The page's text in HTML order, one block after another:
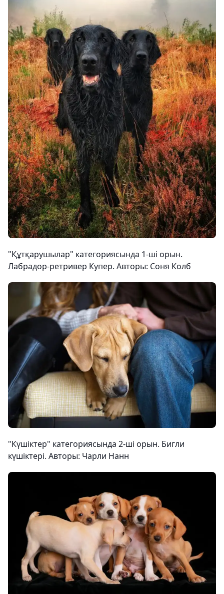
"Құтқарушылар" категориясында 1-ші орын.
Лабрадор-ретривер Купер. Авторы: Соня Колб
"Күшіктер" категориясында 2-ші орын. Бигли
күшіктері. Авторы: Чарли Нанн